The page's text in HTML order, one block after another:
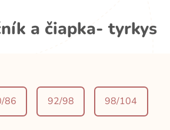
a čiapka- tyrkys
86 92/98 98/104